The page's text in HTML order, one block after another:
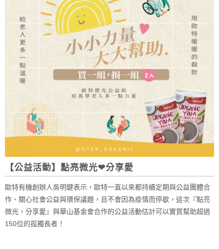
【公益活動】點亮微光❤分享愛
歐特有機創辦人吳明鍵表示，歐特一直以來都持續定期與公益團體合
作、關心社會公益與環保議題，且不會因為疫情而停歇，這次『點亮
微光，分享愛』與華山基金會合作的公益活動估計可以實質幫助超過
150位的孤獨長者！